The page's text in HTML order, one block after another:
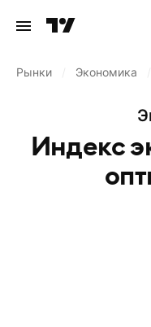
Рынки Экономика
Индекс